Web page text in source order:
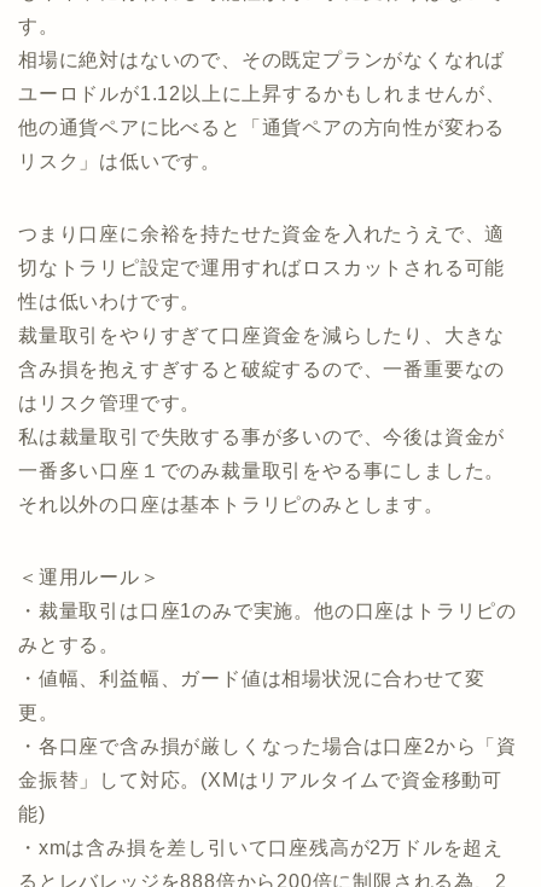
す。
相場に絶対はないので、その既定プランがなくなれば
ユーロドルが1.12以上に上昇するかもしれませんが、
他の通貨ペアに比べると「通貨ペアの方向性が変わる
リスク」は低いです。
つまり口座に余裕を持たせた資金を入れたうえで、適
切なトラリピ設定で運用すればロスカットされる可能
性は低いわけです。
裁量取引をやりすぎて口座資金を減らしたり、大きな
含み損を抱えすぎすると破綻するので、一番重要なの
はリスク管理です。
私は裁量取引で失敗する事が多いので、今後は資金が
一番多い口座１でのみ裁量取引をやる事にしました。
それ以外の口座は基本トラリピのみとします。
＜運用ルール＞
・裁量取引は口座1のみで実施。他の口座はトラリピの
みとする。
・値幅、利益幅、ガード値は相場状況に合わせて変
更。
・各口座で含み損が厳しくなった場合は口座2から「資
金振替」して対応。(XMはリアルタイムで資金移動可
能)
・xmは含み損を差し引いて口座残高が2万ドルを超え
るとレバレッジを888倍から200倍に制限される為、2